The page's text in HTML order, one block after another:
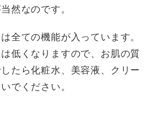
然なのです。
全ての機能が入っています。
低くなりますので、お肌の質
たら化粧水、美容液、クリー
でください。